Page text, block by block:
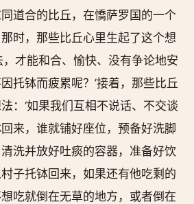
道合的比丘，在憍萨罗国的一个
时，那些比丘心里生起了这个想
，才能和合、愉快、没有争论地安
托钵而疲累呢？’接着，那些比丘
：‘如果我们互相不说话、不交谈
来，谁就铺好座位，预备好洗脚
洗并放好吐痰的容器，准备好饮
子托钵回来，如果还有他吃剩的
吃就倒在无草的地方，或者倒在